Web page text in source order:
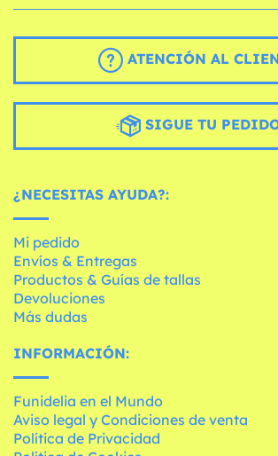
ATENCIÓN AL
SIGUE TU
¿NECESITAS AYUDA?:
Mi pedido
Envíos & Entregas
Productos & Guías de tallas
Devoluciones
Más dudas
INFORMACIÓN:
Funidelia en el Mundo
Aviso legal y Condiciones de venta
Política de Privacidad